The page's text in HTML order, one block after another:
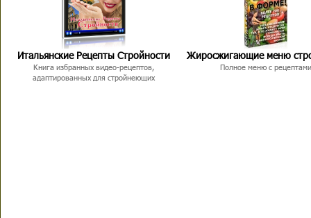
Итальянские Рецепты Стройности
Книга избранных видео-рецептов,
адаптированных для стройнеющих
Жиросжигающие меню
Полное меню с рецептами